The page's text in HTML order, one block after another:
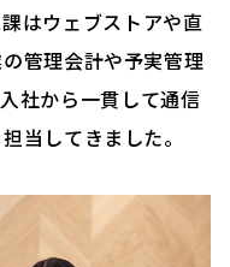
はウェブストアや直
管理会計や予実管理
社から一貫して通信
当してきました。